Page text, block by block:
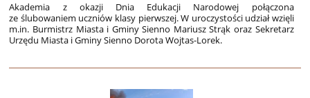
Akademia z okazji Dnia Edukacji Narodowej połączona
ze ślubowaniem uczniów klasy pierwszej.W uroczystości udział wzięli
m.in. Burmistrz Miasta i GminySienno Mariusz Strąk oraz Sekretarz
Urzędu Miasta i Gminy Sienno Dorota Wojtas-Lorek.